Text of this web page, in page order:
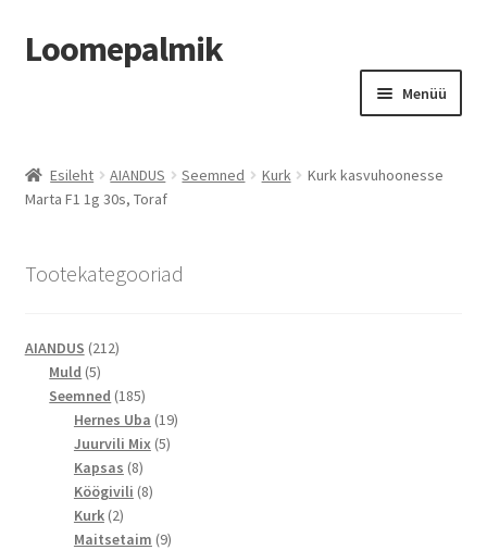
Loomepalmik
Menüü
Esileht AIANDUS Seemned Kurk
Kurk kasvuhoonesse
Marta F1 1g 30s, Toraf
Tootekategooriad
AIANDUS 212212
Muld 55
toodet
Seemned 185185
toodet
Hernes Uba 1919
Juurvili Mix 55
Kapsas 88
toodet
Köögivili 88
Kurk 22
toodet
Maitsetaim 99